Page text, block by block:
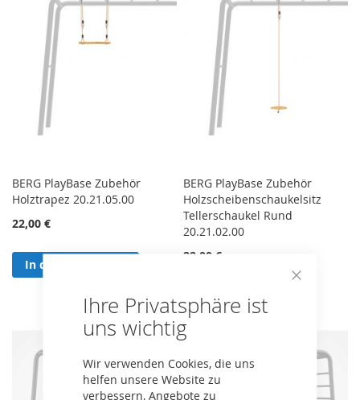
Ihre Privatsphäre ist
uns wichtig
Wir verwenden Cookies, die uns
helfen unsere Website zu
verbessern, Angebote zu
BERG PlayBase Zubehör
Holztrapez 20.21.05.00
22,00 €
In den Warenkorb
BERG PlayBase Zubehör
Holzscheibenschaukelsitz
Tellerschaukel Rund
20.21.02.00
22,00 €
In den Warenkorb